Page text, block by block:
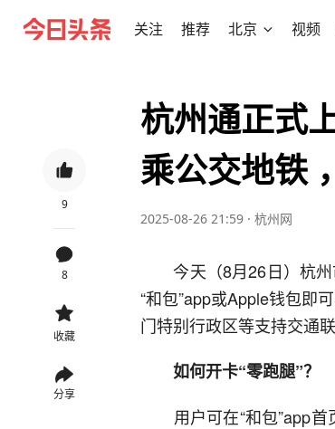
关注 推荐 北京 视频
9
8
收藏
分享
杭州通正式
乘公交地铁
2025-08-26 21:59 · 杭州网
今天（8月26日）杭州
“和包”app或Apple钱包即
门特别行政区等支持交通
如何开卡“零跑腿”？
用户可在“和包”app首